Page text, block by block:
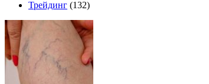
Трейдинг (132)